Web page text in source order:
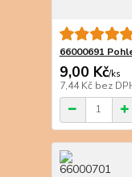
66000691
9,00 Kč/ks
7,44 Kč bez